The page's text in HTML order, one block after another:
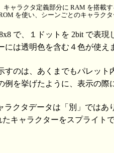
ャラクタ定義部分に RAM を搭載す
を使い、シーンごとのキャラク
で、１ドットを 2bit で表現
には透明色を含む４色が使え
すのは、あくまでもパレット
例を挙げたように、表示の際
ラクタデータは「別」ではあ
キャラクターをスプライト